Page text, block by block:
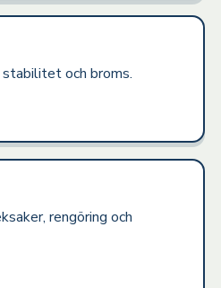
stabilitet och broms.
rengöring och